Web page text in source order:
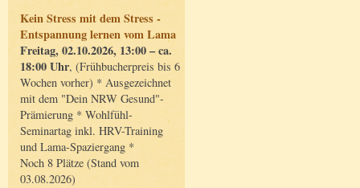
Kein Stress mit dem Stress -
Entspannung lernen vom Lama
Freitag, 02.10.2026, 13:00 – ca.
18:00 Uhr, (Frühbucherpreis bis 6
Wochen vorher) * Ausgezeichnet
mit dem "Dein NRW Gesund"-
Prämierung * Wohlfühl-
Seminartag inkl. HRV-Training
und Lama-Spaziergang *
Noch 8 Plätze (Stand vom
03.08.2026)